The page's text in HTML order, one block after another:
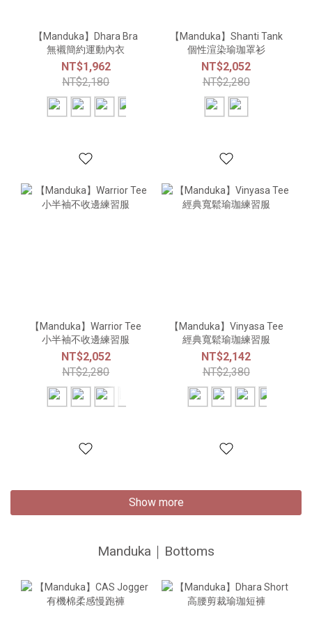
【Manduka】Dhara Bra
無襯簡約運動內衣
NT$1,962
NT$2,180
【Manduka】Shanti Tank
個性渲染瑜珈罩衫
NT$2,052
NT$2,280
【Manduka】Warrior Tee
小半袖不收邊練習服
NT$2,052
NT$2,280
【Manduka】Vinyasa Tee
經典寬鬆瑜珈練習服
NT$2,142
NT$2,380
Show more
Manduka｜Bottoms